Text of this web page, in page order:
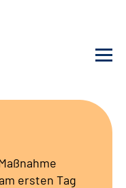
ersten Tag